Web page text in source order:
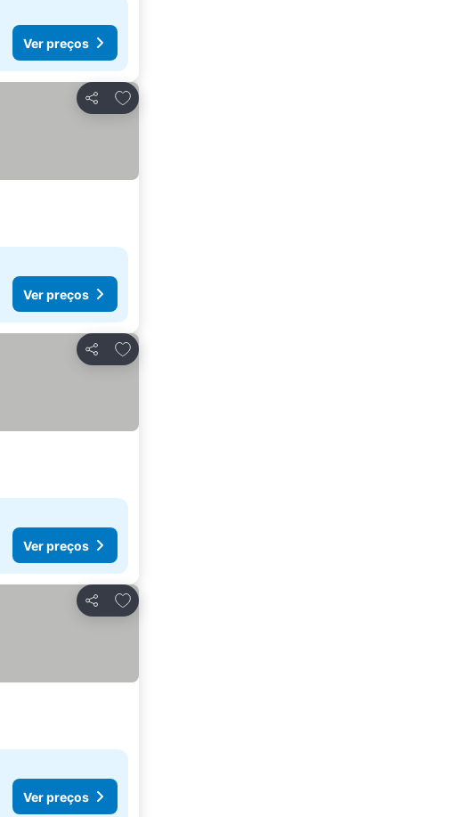
Ver preços
Partilhar
Adicionar aos favoritos
Ver preços
Partilhar
Adicionar aos favoritos
Ver preços
Partilhar
Adicionar aos favoritos
Ver preços